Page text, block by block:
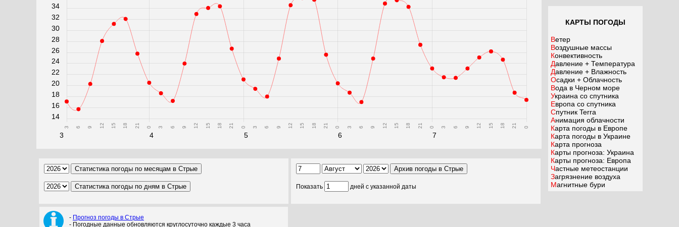
3
3 6 9 12 15 18 21
4
0 3 6 9 12 15 18 21
5
0 3 6 9 12 15 18 21
6
0 3 6 9 12 15 18 21
7
0 3 6 9 12 15 18 21 0
14
16
18
20
22
24
26
28
30
32
34
Показать дней с указанной даты
- Прогноз погоды в Стрые
- Погодные данные обновляются круглосуточно каждые 3 часа
КАРТЫ ПОГОДЫ
Ветер
Воздушные массы
Конвективность
Давление + Температура
Давление + Влажность
Осадки + Облачность
Вода в Черном море
Украина со спутника
Европа со спутника
Спутник Terra
Анимация облачности
Карта погоды в Европе
Карта погоды в Украине
Карта прогноза
Карты прогноза: Украина
Карты прогноза: Европа
Частные метеостанции
Загрязнение воздуха
Магнитные бури